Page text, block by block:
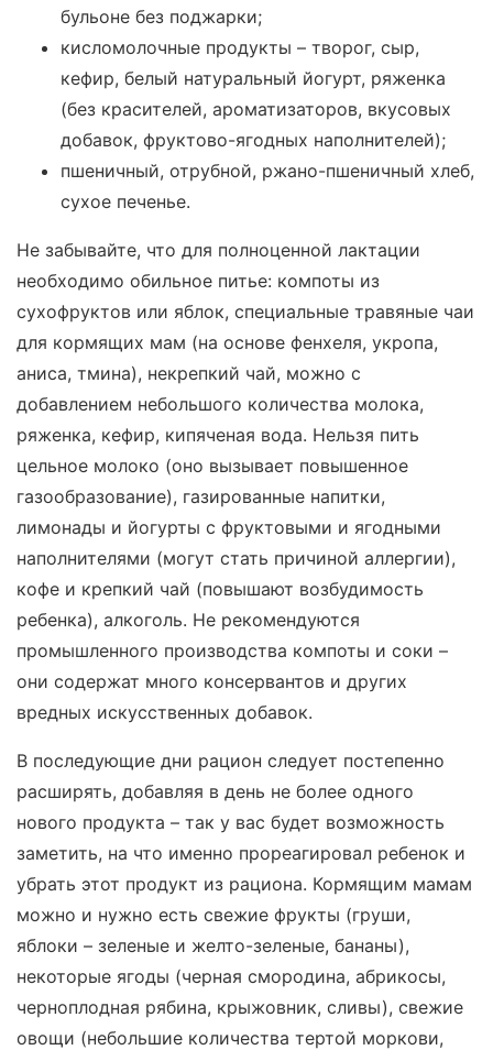
бульоне без поджарки;
кисломолочные продукты – творог, сыр,
кефир, белый натуральный йогурт, ряженка
(без красителей, ароматизаторов, вкусовых
добавок, фруктово-ягодных наполнителей);
пшеничный, отрубной, ржано-пшеничный хлеб,
сухое печенье.
Не забывайте, что для полноценной лактации
необходимо обильное питье: компоты из
сухофруктов или яблок, специальные травяные чаи
для кормящих мам (на основе фенхеля, укропа,
аниса, тмина), некрепкий чай, можно с
добавлением небольшого количества молока,
ряженка, кефир, кипяченая вода. Нельзя пить
цельное молоко (оно вызывает повышенное
газообразование), газированные напитки,
лимонады и йогурты с фруктовыми и ягодными
наполнителями (могут стать причиной аллергии),
кофе и крепкий чай (повышают возбудимость
ребенка), алкоголь. Не рекомендуются
промышленного производства компоты и соки –
они содержат много консервантов и других
вредных искусственных добавок.
В последующие дни рацион следует постепенно
расширять, добавляя в день не более одного
нового продукта – так у вас будет возможность
заметить, на что именно прореагировал ребенок и
убрать этот продукт из рациона. Кормящим мамам
можно и нужно есть свежие фрукты (груши,
яблоки – зеленые и желто-зеленые, бананы),
некоторые ягоды (черная смородина, абрикосы,
черноплодная рябина, крыжовник, сливы), свежие
овощи (небольшие количества тертой моркови,